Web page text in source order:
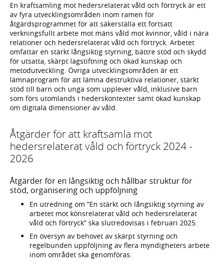
En kraftsamling mot hedersrelaterat våld och förtryck är ett
av fyra utvecklingsområden inom ramen för
åtgärdsprogrammet för att säkerställa ett fortsatt
verkningsfullt arbete mot mäns våld mot kvinnor, våld i nära
relationer och hedersrelaterat våld och förtryck. Arbetet
omfattar en stärkt långsiktig styrning, bättre stöd och skydd
för utsatta, skärpt lagstiftning och ökad kunskap och
metodutveckling. Övriga utvecklingsområden är ett
lämnaprogram för att lämna destruktiva relationer, stärkt
stöd till barn och unga som upplever våld, inklusive barn
som förs utomlands i hederskontexter samt ökad kunskap
om digitala dimensioner av våld.
Åtgärder för att kraftsamla mot
hedersrelaterat våld och förtryck 2024 -
2026
Åtgärder för en långsiktig och hållbar struktur för
stöd, organisering och uppföljning
En utredning om ”En stärkt och långsiktig styrning av
arbetet mot könsrelaterat våld och hedersrelaterat
våld och förtryck” ska slutredovisas i februari 2025.
En översyn av behovet av skärpt styrning och
regelbunden uppföljning av flera myndigheters arbete
inom området ska genomföras.